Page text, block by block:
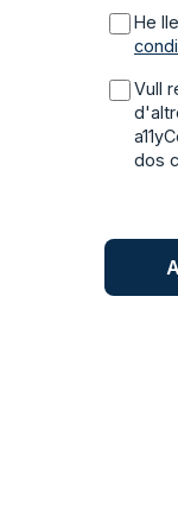
He
Vull
dos